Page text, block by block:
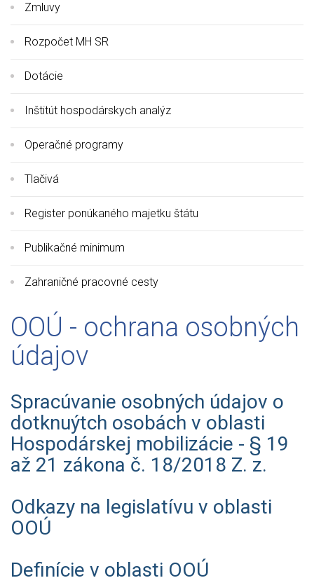
Zmluvy
Rozpočet MH SR
Dotácie
Inštitút hospodárskych analýz
Operačné programy
Tlačivá
Register ponúkaného majetku štátu
Publikačné minimum
Zahraničné pracovné cesty
OOÚ - ochrana osobných
údajov
Spracúvanie osobných údajov o
dotknuýtch osobách v oblasti
Hospodárskej mobilizácie - § 19
až 21 zákona č. 18/2018 Z. z.
Odkazy na legislatívu v oblasti
OOÚ
Definície v oblasti OOÚ